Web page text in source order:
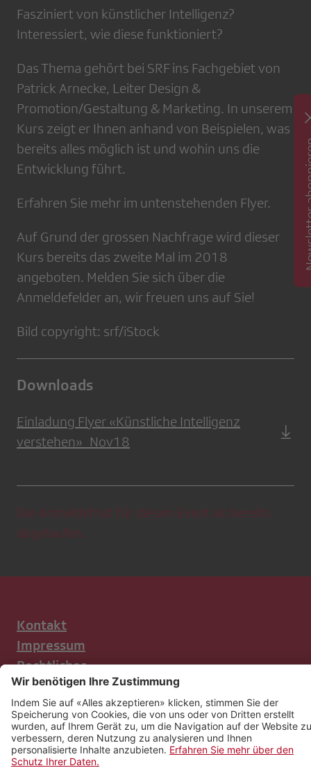
Fasziniert von künstlicher Intelligenz?
Interessiert, wie diese funktioniert?
Das Thema gehört bei SRF ins Fachgebiet von
Patrick Arnecke, Leiter Design &
Promotion/Gestaltung & Marketing. In unserem
Kurs zeigt er Ihnen anhand von Beispielen, was
bereits alles möglich ist und wohin uns die
Entwicklung führt.
Erfahren Sie mehr im untenstehenden Flyer.
Auf Grund der grossen Nachfrage wird dieser
Kurs bereits das zweite Mal im 2018
angeboten. Melden Sie sich über die
Anmeldefelder an, wir freuen uns auf Sie!
Bild copyright: srf/iStock
Downloads
Einladung Flyer «Künstliche Intelligenz
verstehen»_Nov18
Die Anmeldefrist für diesen Event ist bereits
abgelaufen.
Kontakt
Impressum
Rechtliches
Netiquette
Nutzungsbedingungen
AGB Payyo
Datenschutzeinstellungen